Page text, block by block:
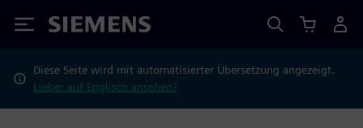
Siemens
Diese Seite wird mit automatisierter Übersetzung angezeigt.
Lieber auf Englisch ansehen?